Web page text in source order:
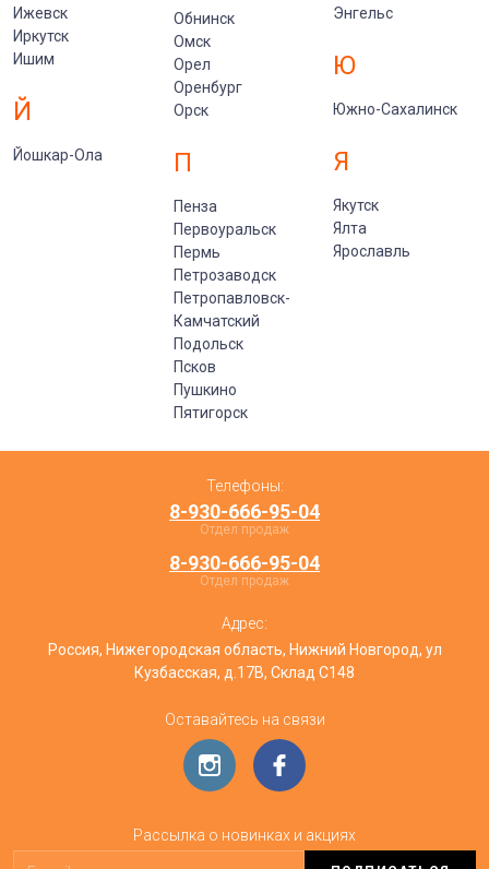
Ижевск
Иркутск
Ишим
Й
Йошкар-Ола
Обнинск
Омск
Орел
Оренбург
Орск
П
Пенза
Первоуральск
Пермь
Петрозаводск
Петропавловск-
Камчатский
Подольск
Псков
Пушкино
Пятигорск
Энгельс
Ю
Южно-Сахалинск
Я
Якутск
Ялта
Ярославль
Телефоны:
8-930-666-95-04
Отдел продаж
8-930-666-95-04
Отдел продаж
Адрес:
Россия, Нижегородская область, Нижний Новгород, ул
Кузбасская, д.17В, Склад С148
Оставайтесь на связи
Рассылка о новинках и акциях